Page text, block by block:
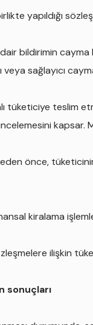
yapıldığı
bildirimin cayma
veya sağlayıcı
tüketiciye teslim
kapsar.
önce,
kiralama
ilişkin
sonuçları